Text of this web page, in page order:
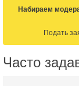
Набираем
Подать
Часто